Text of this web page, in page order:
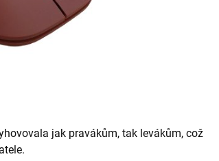
jak pravákům, tak levákům, což